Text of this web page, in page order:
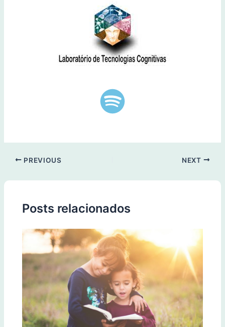
PREVIOUS NEXT
Posts relacionados